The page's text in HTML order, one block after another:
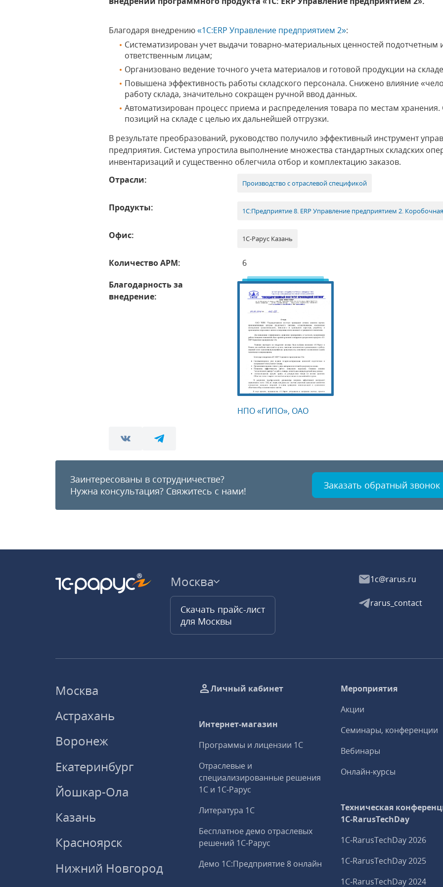
Благодаря внедрению«1С:ERP Управление предприятием 2»:
Систематизирован учет выдачи товарно-материальных ценностей подотчетным
ответственным лицам;
Организовано ведение точного учета материалов и готовой продукции на
Повышена эффективность работы складского персонала. Снижено влияние
работу склада, значительно сокращен ручной ввод данных.
Автоматизирован процесс приема и распределения товара по местам
позиций на складе с целью их дальнейшей отгрузки.
В результате преобразований, руководство получило эффективный инструмент
предприятия. Система упростила выполнение множества стандартных складских
инвентаризаций и существенно облегчила отбор и комплектацию заказов.
Отрасли:
Производство с отраслевой спецификой
Продукты: 1С:Предприятие 8. ERP Управление предприятием 2.
Офис: 1С-Рарус Казань
Количество АРМ:
6
Благодарность за
внедрение:
НПО «ГИПО», ОАО
Заинтересованы в сотрудничестве?
Нужна консультация? Свяжитесь с нами! Заказать обратный звонок
Москва
Скачать прайс-лист
для Москвы
1c@rarus.ru
rarus_contact
Москва
Астрахань
Воронеж
Екатеринбург
Йошкар-Ола
Казань
Красноярск
Нижний Новгород
Личный кабинет
Интернет-магазин
Программы и лицензии 1С
Отраслевые и
специализированные решения
1С и 1С‑Рарус
Литература 1С
Бесплатное демо отраслевых
решений 1С‑Рарус
Демо 1С:Предприятие 8 онлайн
Мероприятия
Акции
Семинары, конференции
Вебинары
Онлайн-курсы
Техническая
1C‑RarusTechDay
1C‑RarusTechDay 2026
1C‑RarusTechDay 2025
1C‑RarusTechDay 2024